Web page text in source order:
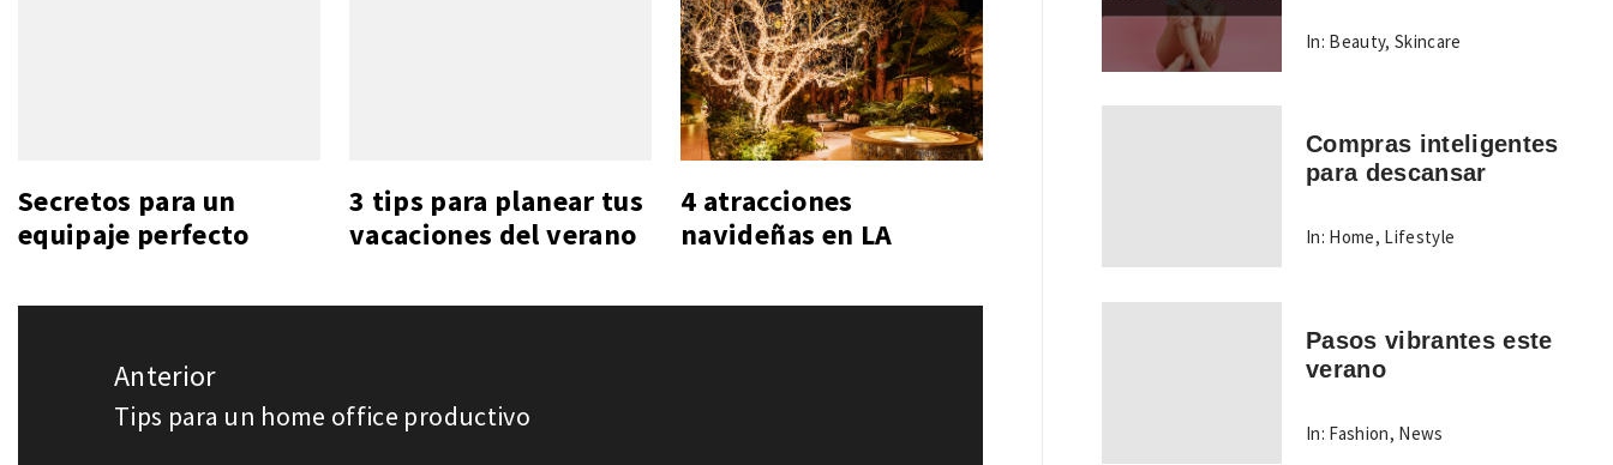
Secretos para un
equipaje perfecto
3 tips para planear tus
vacaciones del verano
4 atracciones
navideñas en LA
entradas
Anterior
Entrada
Tips para un home office productivo
In: Beauty,Skincare
Compras inteligentes
para descansar
In: Home, Lifestyle
Pasos vibrantes este
verano
In: Fashion, News